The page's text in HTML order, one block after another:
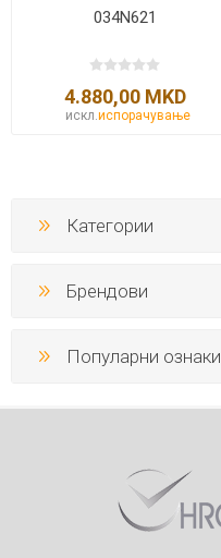
034N621
4.880,00 MKD
искл. испорачување
Категории
Брендови
Популарни ознаки